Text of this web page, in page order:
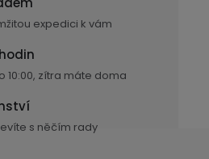
y
v
ý
p
s
u
expedici k vám
10:00, zítra máte doma
s něčím rady